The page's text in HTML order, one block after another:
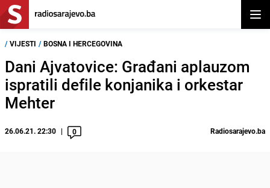
/ VIJESTI / BOSNA I HERCEGOVINA
Dani Ajvatovice: Građani aplauzom
ispratili defile konjanika i orkestar
Mehter
26.06.21. 22:30 0 Radiosarajevo.ba